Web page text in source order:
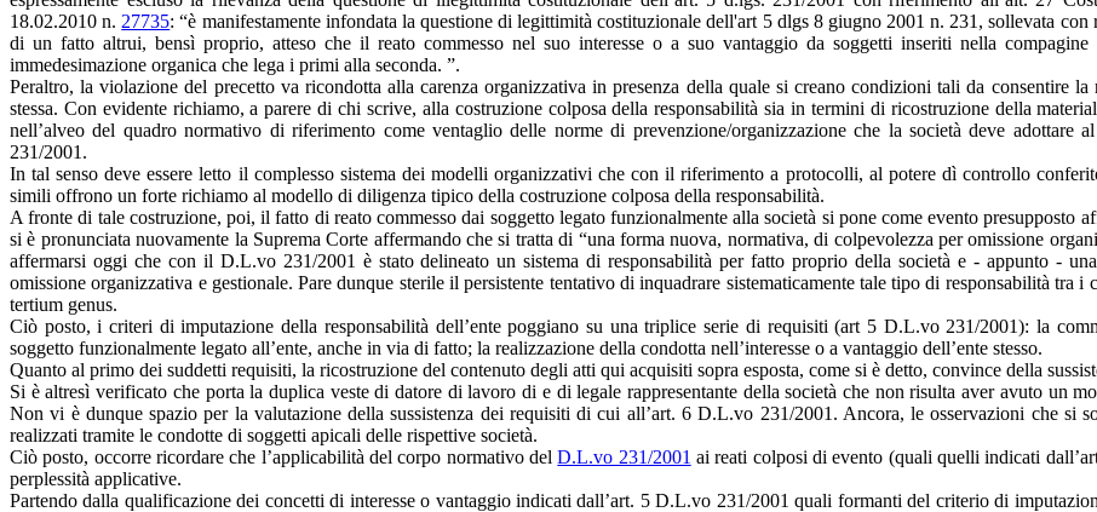
18.02.2010 n. 27735: “è manifestamente infondata la questione di legittimità costituzionale dell'art 5 dlgs 8 giugno 2001 n. 231, sollevata
di un fatto altrui, bensì proprio, atteso che il reato commesso nel suo interesse o a suo vantaggio da soggetti inseriti nella
immedesimazione organica che lega i primi alla seconda. ”.
Peraltro, la violazione del precetto va ricondotta alla carenza organizzativa in presenza della quale si creano condizioni tali da consentire
stessa. Con evidente richiamo, a parere di chi scrive, alla costruzione colposa della responsabilità sia in termini di ricostruzione della
nell’alveo del quadro normativo di riferimento come ventaglio delle norme di prevenzione/organizzazione che la società deve
231/2001.
In tal senso deve essere letto il complesso sistema dei modelli organizzativi che con il riferimento a protocolli, al potere dì controllo
simili offrono un forte richiamo al modello di diligenza tipico della costruzione colposa della responsabilità.
A fronte di tale costruzione, poi, il fatto di reato commesso dai soggetto legato funzionalmente alla società si pone come evento presupposto
si è pronunciata nuovamente la Suprema Corte affermando che si tratta di “una forma nuova, normativa, di colpevolezza per omissione
affermarsi oggi che con il D.L.vo 231/2001 è stato delineato un sistema di responsabilità per fatto proprio della società e - appunto -
omissione organizzativa e gestionale. Pare dunque sterile il persistente tentativo di inquadrare sistematicamente tale tipo di responsabilità tra
tertium genus.
Ciò posto, i criteri di imputazione della responsabilità dell’ente poggiano su una triplice serie di requisiti (art 5 D.L.vo 231/2001): la
soggetto funzionalmente legato all’ente, anche in via di fatto; la realizzazione della condotta nell’interesse o a vantaggio dell’ente stesso.
Quanto al primo dei suddetti requisiti, la ricostruzione del contenuto degli atti qui acquisiti sopra esposta, come si è detto, convince della
Si è altresì verificato che porta la duplica veste di datore di lavoro di e di legale rappresentante della società che non risulta aver avuto un
Non vi è dunque spazio per la valutazione della sussistenza dei requisiti di cui all’art. 6 D.L.vo 231/2001. Ancora, le osservazioni che si
realizzati tramite le condotte di soggetti apicali delle rispettive società.
Ciò posto, occorre ricordare che l’applicabilità del corpo normativo delD.L.vo 231/2001 ai reati colposi di evento (quali quelli indicati
perplessità applicative.
Partendo dalla qualificazione dei concetti di interesse o vantaggio indicati dall’art. 5 D.L.vo 231/2001 quali formanti del criterio di